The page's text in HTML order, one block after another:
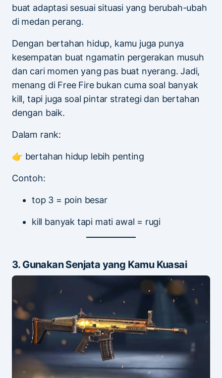
buat adaptasi sesuai situasi yang berubah-ubah
di medan perang.
Dengan bertahan hidup, kamu juga punya
kesempatan buat ngamatin pergerakan musuh
dan cari momen yang pas buat nyerang. Jadi,
menang di Free Fire bukan cuma soal banyak
kill, tapi juga soal pintar strategi dan bertahan
dengan baik.
Dalam rank:
👉 bertahan hidup lebih penting
Contoh:
top 3 = poin besar
kill banyak tapi mati awal = rugi
3. Gunakan Senjata yang Kamu Kuasai